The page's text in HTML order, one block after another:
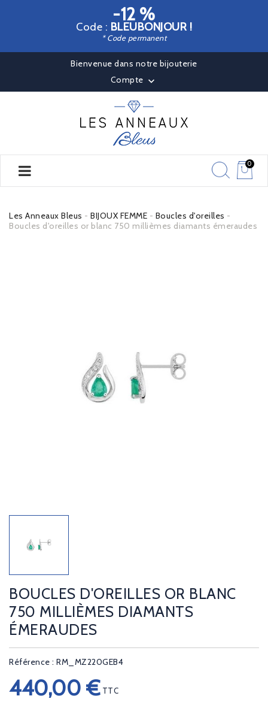
-12 %
Code : BLEUBONJOUR !
* Code permanent
Bienvenue dans notre bijouterie
Compte 
0
Les Anneaux Bleus BIJOUX FEMME
Boucles d'oreilles
Boucles d'oreilles or blanc 750 millièmes diamants émeraudes
BOUCLES D'OREILLES OR BLANC
750 MILLIÈMES DIAMANTS
ÉMERAUDES
Référence : RM_MZ220GEB4
440,00 € TTC